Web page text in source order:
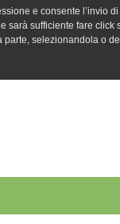
e consente l’invio
sarà sufficiente fare click
selezionandola o